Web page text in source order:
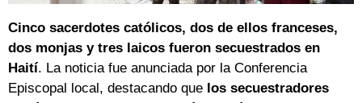
Cinco sacerdotes católicos, dos de ellos franceses,
dos monjas y tres laicos fueron secuestrados en
Haití. La noticia fue anunciada por la Conferencia
Episcopal local, destacando que los secuestradores